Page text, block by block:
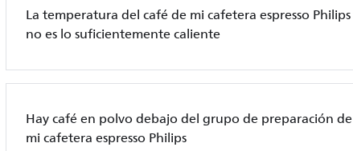
La temperatura del café de mi cafetera espresso Philips
no es lo suficientemente caliente
Hay café en polvo debajo del grupo de preparación de
mi cafetera espresso Philips